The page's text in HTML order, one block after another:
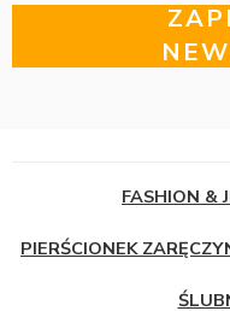
FASHION &
PIERŚCIONEK